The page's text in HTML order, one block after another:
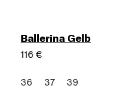
Ballerina Gelb
116 €
36 37 39